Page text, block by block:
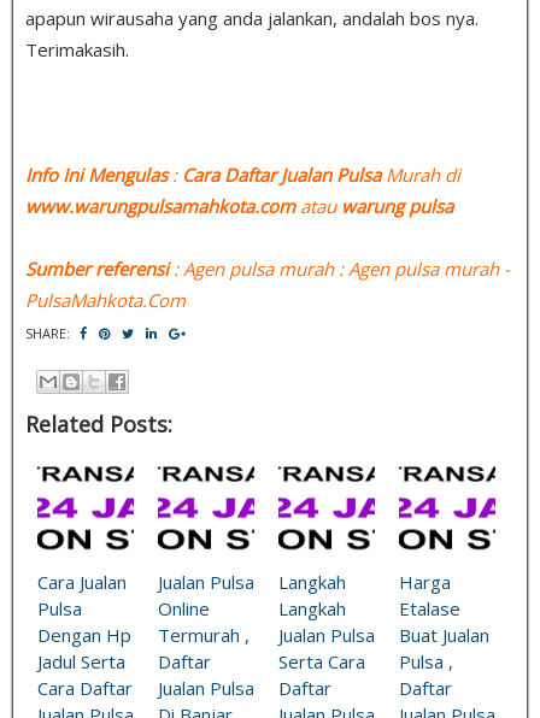
apapun wirausaha yang anda jalankan, andalah bos nya.
Terimakasih.
Info Ini Mengulas: Cara Daftar Jualan PulsaMurah di
www.warungpulsamahkota.comatau warung pulsa
Sumber referensi: Agen pulsa murah : Agen pulsa murah -
PulsaMahkota.Com
SHARE:
Related Posts:
Cara Jualan
Pulsa
Dengan Hp
Jadul Serta
Cara Daftar
Jualan Pulsa
Online
Termurah ,
Daftar
Jualan Pulsa
Langkah
Langkah
Jualan Pulsa
Serta Cara
Daftar
Harga
Etalase
Buat Jualan
Pulsa ,
Daftar